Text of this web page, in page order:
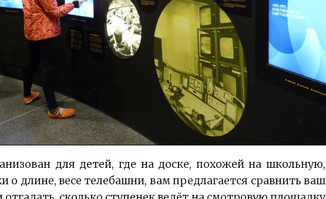
для детей, где на доске, похожей на школьную,
о длине, весе телебашни, вам предлагается сравнить ваш